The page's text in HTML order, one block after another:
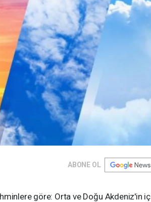
ABONE OL
göre: Orta ve Doğu Akdeniz'in iç